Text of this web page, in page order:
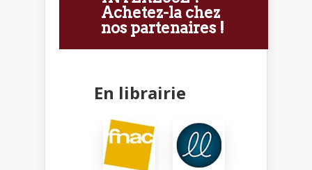
Achetez-la chez
nos partenaires !
En librairie